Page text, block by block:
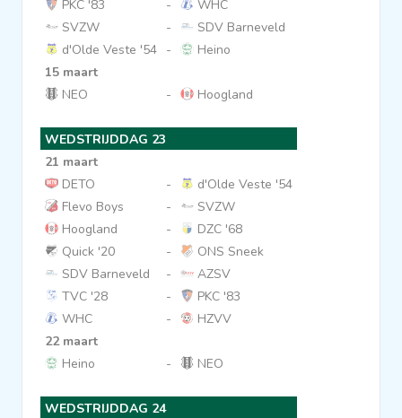
PKC '83
-
WHC
SVZW
-
SDV Barneveld
d'Olde Veste '54 -
Heino
15 maart
NEO
- Hoogland
WEDSTRIJDDAG 23
21 maart
DETO
-
d'Olde Veste '54
Flevo Boys
-
SVZW
Hoogland
-
DZC '68
Quick '20
-
ONS Sneek
SDV Barneveld
-
AZSV
TVC '28
-
PKC '83
WHC
-
HZVV
22 maart
Heino
- NEO
WEDSTRIJDDAG 24